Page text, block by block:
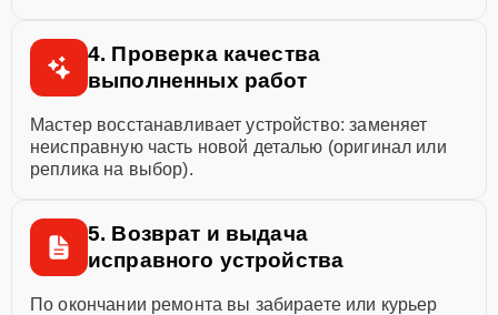
4. Проверка качества
выполненных работ
Мастер восстанавливает устройство: заменяет
неисправную часть новой деталью (оригинал или
реплика на выбор).
5. Возврат и выдача
исправного устройства
По окончании ремонта вы забираете или курьер